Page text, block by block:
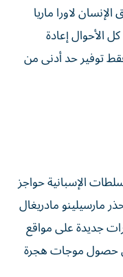
لاورا ماريا
الأحوال إعادة
توفير حد أدنى من
الإسبانية حواجز
مارسيلينو مادريغال
جديدة على مواقع
حصول موجات هجرة